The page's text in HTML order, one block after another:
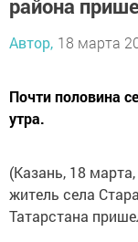
района
Автор, 18 марта
Почти половина
утра.
(Казань, 18
житель села
Татарстана